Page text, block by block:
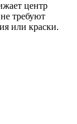
центр
требуют
или краски.